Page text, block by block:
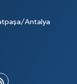
Antalya